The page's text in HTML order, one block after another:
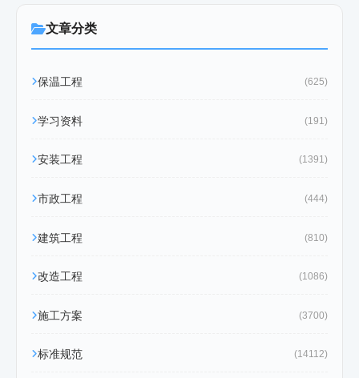
文章分类
保温工程 (625)
学习资料 (191)
安装工程 (1391)
市政工程 (444)
建筑工程 (810)
改造工程 (1086)
施工方案 (3700)
标准规范 (14112)